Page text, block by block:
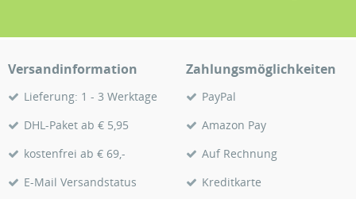
Versandinformation
Lieferung: 1 - 3 Werktage
DHL-Paket ab € 5,95
kostenfrei ab € 69,-
E-Mail Versandstatus
Zahlungsmöglichkeiten
PayPal
Amazon Pay
Auf Rechnung
Kreditkarte